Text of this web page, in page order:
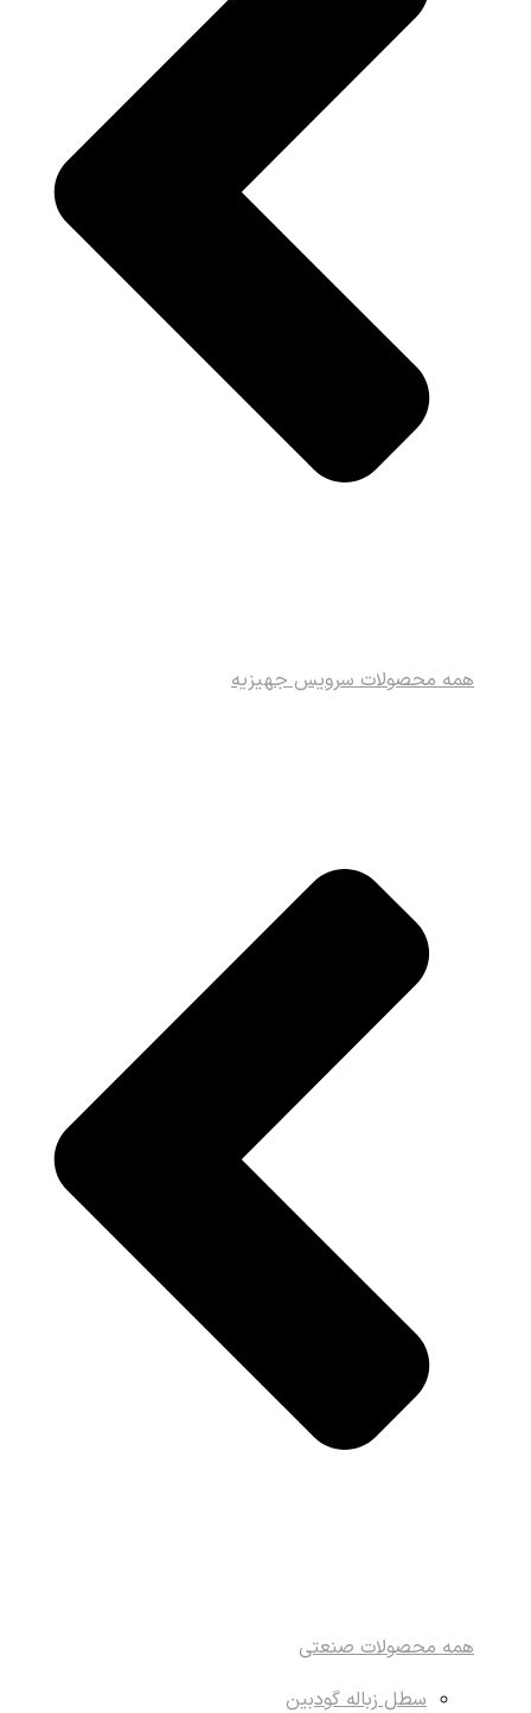
همه محصولات سرویس جهیزیه
همه محصولات صنعتی
سطل زباله گودبین